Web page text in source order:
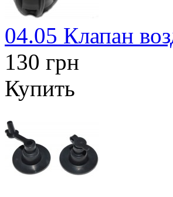
04.05 Клапан
130 грн
Купить